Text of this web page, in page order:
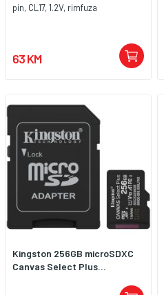
pin, CL17, 1.2V, rimfuza
63 KM
Kingston 256GB microSDXC
Canvas Select Plus...